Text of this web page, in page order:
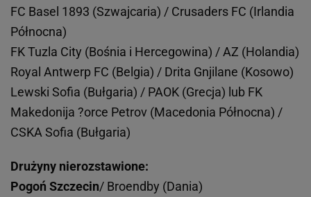
FC Basel 1893 (Szwajcaria) / Crusaders FC (Irlandia
Północna)
FK Tuzla City (Bośnia i Hercegowina) / AZ (Holandia)
Royal Antwerp FC (Belgia) / Drita Gnjilane (Kosowo)
Lewski Sofia (Bułgaria) / PAOK (Grecja) lub FK
Makedonija ?orce Petrov (Macedonia Północna) /
CSKA Sofia (Bułgaria)
Drużyny nierozstawione:
Pogoń Szczecin/ Broendby (Dania)